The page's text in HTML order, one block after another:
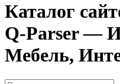
Каталог
Q-Parser—
Мебель,